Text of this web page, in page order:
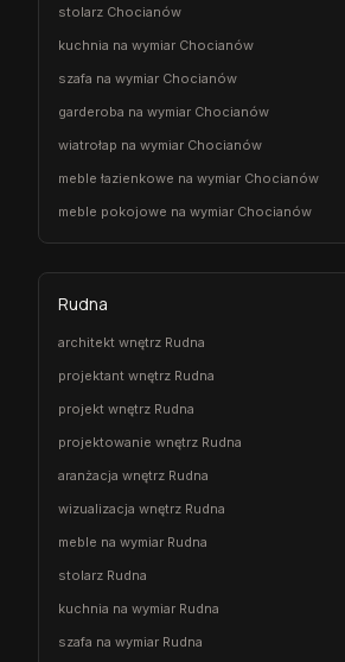
stolarz Chocianów
kuchnia na wymiar Chocianów
szafa na wymiar Chocianów
garderoba na wymiar Chocianów
wiatrołap na wymiar Chocianów
meble łazienkowe na wymiar Chocianów
meble pokojowe na wymiar Chocianów
Rudna
architekt wnętrz Rudna
projektant wnętrz Rudna
projekt wnętrz Rudna
projektowanie wnętrz Rudna
aranżacja wnętrz Rudna
wizualizacja wnętrz Rudna
meble na wymiar Rudna
stolarz Rudna
kuchnia na wymiar Rudna
szafa na wymiar Rudna